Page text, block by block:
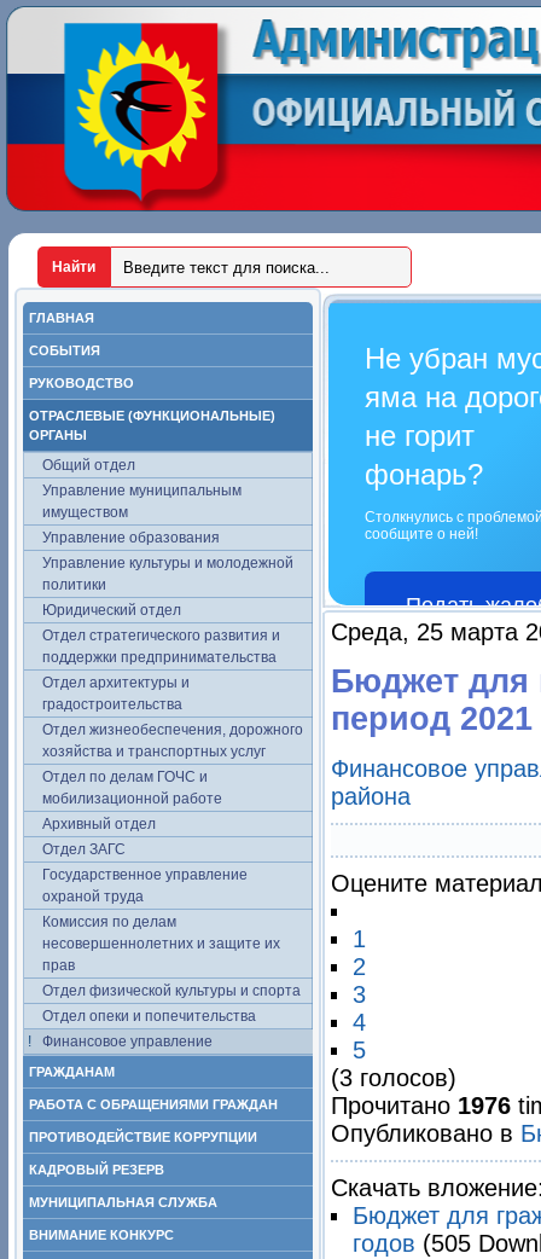
ГЛАВНАЯ
СОБЫТИЯ
РУКОВОДСТВО
ОТРАСЛЕВЫЕ (ФУНКЦИОНАЛЬНЫЕ)
ОРГАНЫ
Общий отдел
Управление муниципальным
имуществом
Управление образования
Управление культуры и молодежной
политики
Юридический отдел
Отдел стратегического развития и
поддержки предпринимательства
Отдел архитектуры и
градостроительства
Отдел жизнеобеспечения, дорожного
хозяйства и транспортных услуг
Отдел по делам ГОЧС и
мобилизационной работе
Архивный отдел
Отдел ЗАГС
Государственное управление
охраной труда
Комиссия по делам
несовершеннолетних и защите их
прав
Отдел физической культуры и спорта
Отдел опеки и попечительства
Финансовое управление
ГРАЖДАНАМ
РАБОТА С ОБРАЩЕНИЯМИ ГРАЖДАН
ПРОТИВОДЕЙСТВИЕ КОРРУПЦИИ
КАДРОВЫЙ РЕЗЕРВ
МУНИЦИПАЛЬНАЯ СЛУЖБА
ВНИМАНИЕ КОНКУРС
Не убран
яма на
не горит
фонарь?
Столкнулись с
сообщите о ней!
Подать
Среда, 25 марта
Бюджет для
период
Финансовое
района
Оцените
1
2
3
4
5
(3 голосов)
Прочитано 1976
Опубликовано в
Скачать
Бюджет для
годов (505